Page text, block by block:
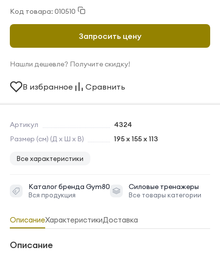
Код товара: 010510
Артикул
4324
Размер (см) (Д х Ш х В)
195 х 155 х 113
Все характеристики
Каталог бренда Gym80
Вся продукция
Силовые тренажеры
Все товары категории
Запросить цену
Нашли дешевле? Получите скидку!
В избранное Сравнить
ОписаниеХарактеристикиДоставка
Описание